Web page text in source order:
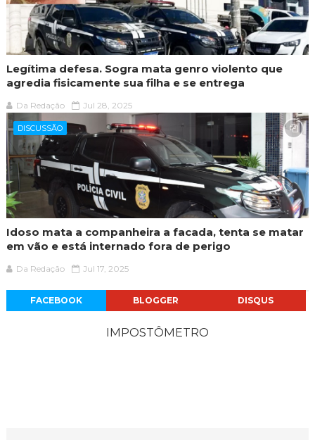
Legítima defesa. Sogra mata genro violento que
agredia fisicamente sua filha e se entrega
Da Redação Jul 28, 2025
DISCUSSÃO
Idoso mata a companheira a facada, tenta se matar
em vão e está internado fora de perigo
Da Redação Jul 17, 2025
FACEBOOK BLOGGER DISQUS
IMPOSTÔMETRO